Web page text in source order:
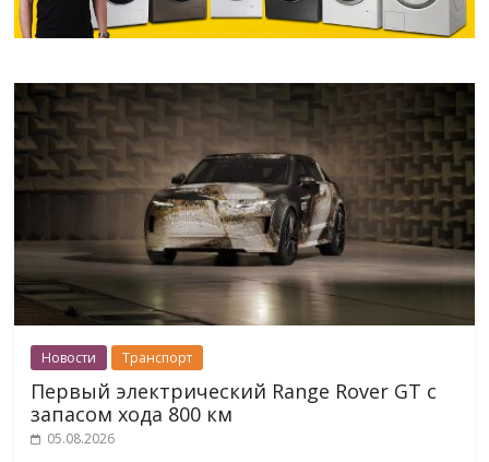
Новости Транспорт
Первый электрический Range Rover GT с
запасом хода 800 км
05.08.2026